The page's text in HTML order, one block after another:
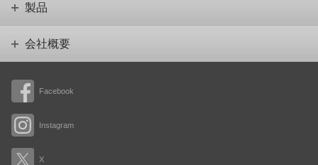
Facebook
Instagram
X
製品
会社概要